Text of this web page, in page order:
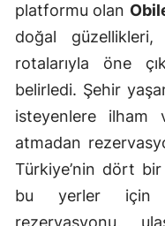
platformu olan
doğal
rotalarıyla öne
belirledi. Şehir
isteyenlere ilham
atmadan
Türkiye’nin dört bir
bu yerler için
rezervasyonu,